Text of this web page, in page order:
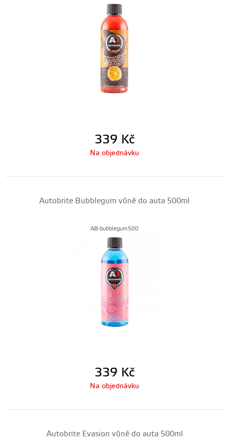
339 Kč
Na objednávku
Autobrite Bubblegum vůně do auta 500ml
AB-bubblegum500
339 Kč
Na objednávku
Autobrite Evasion vůně do auta 500ml